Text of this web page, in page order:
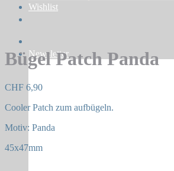
Wishlist
Newsletter
Bügel Patch Panda
CHF 6,90
Cooler Patch zum aufbügeln.
Motiv: Panda
45x47mm